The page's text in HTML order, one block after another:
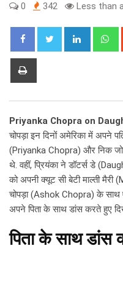
0 342 Less than
LinkedIn
Priyanka Chopra on
चोपड़ा इन दिनों अमेरिका में अपने
(Priyanka Chopra) और निक
थे. वहीं, प्रियंका ने डॉटर्स डे
को अपनी क्यूट सी बेटी माल्ती
चोपड़ा (Ashok Chopra) के साथ
अपने पिता के साथ डांस करते हुए
पिता के साथ डांस